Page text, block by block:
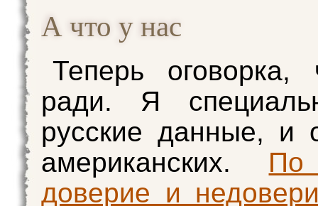
А что у нас
Теперь оговорка,
ради. Я
русские данные, и
американских.
доверие и